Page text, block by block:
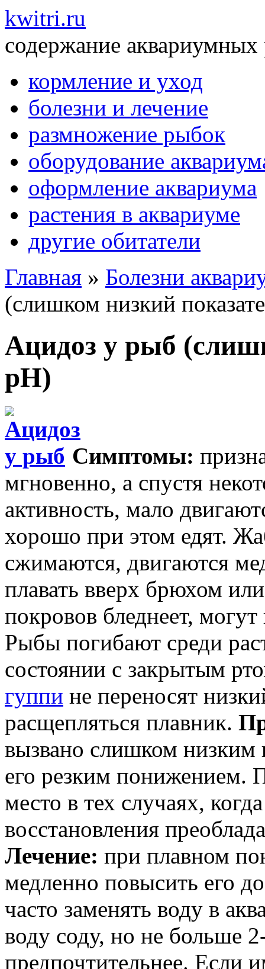
kwitri.ru
содержание
кормление и уход
болезни и лечение
размножение рыбок
оборудование
оформление аквариума
растения в аквариуме
другие обитатели
Главная » Болезни
(слишком низкий
Ацидоз у рыб
pH)
Симптомы:
мгновенно, а спустя
активность, мало
хорошо при этом едят.
сжимаются, двигаются
плавать вверх брюхом
покровов бледнеет,
Рыбы погибают среди
состоянии с закрытым
гуппи не переносят
расщепляться плавник.
вызвано слишком низким
его резким понижением.
место в тех случаях,
восстановления
Лечение: при плавном
медленно повысить его
часто заменять воду в
воду соду, но не больше
предпочтительнее. Если